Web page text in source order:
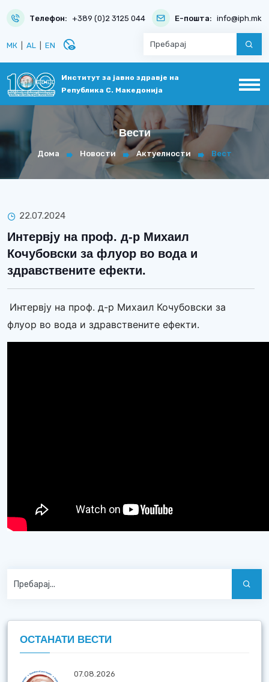
Телефон: +389 (0)2 3125 044 Е-пошта: info@iph.mk
МК AL EN disabled_visible
Институт за јавно здравје на
Република С. Македонија
Вести
Дома Новости Актуелности Вест
22.07.2024
Интервју на проф. д-р Михаил
Кочубовски за флуор во вода и
здравствените ефекти.
Интервју на проф. д-р Михаил Кочубовски за
флуор во вода и здравствените ефекти.
ОСТАНАТИ ВЕСТИ
07.08.2026